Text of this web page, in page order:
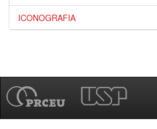
ICONOGRAFIA